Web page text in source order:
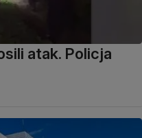
atak. Policja